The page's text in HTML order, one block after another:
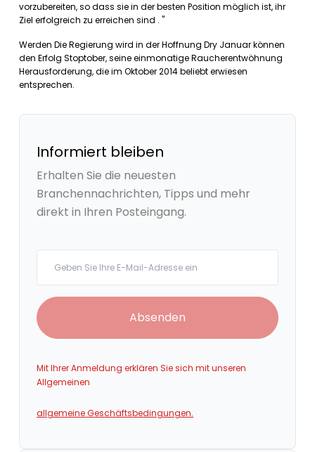
vorzubereiten, so dass sie in der besten Position möglich ist, ihr
Ziel erfolgreich zu erreichen sind . "
Werden Die Regierung wird in der Hoffnung Dry Januar können
den Erfolg Stoptober, seine einmonatige Raucherentwöhnung
Herausforderung, die im Oktober 2014 beliebt erwiesen
entsprechen.
Informiert bleiben
Erhalten Sie die neuesten
Branchennachrichten, Tipps und mehr
direkt in Ihren Posteingang.
Absenden
Mit Ihrer Anmeldung erklären Sie sich mit unseren
Allgemeinen
allgemeine Geschäftsbedingungen.